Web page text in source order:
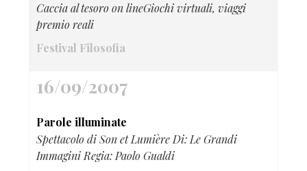
Caccia al tesoro on lineGiochi virtuali, viaggi
premio reali
Festival Filosofia
16/09/2007
Parole illuminate
Spettacolo di Son et Lumière Di: Le Grandi
Immagini Regia: Paolo Gualdi